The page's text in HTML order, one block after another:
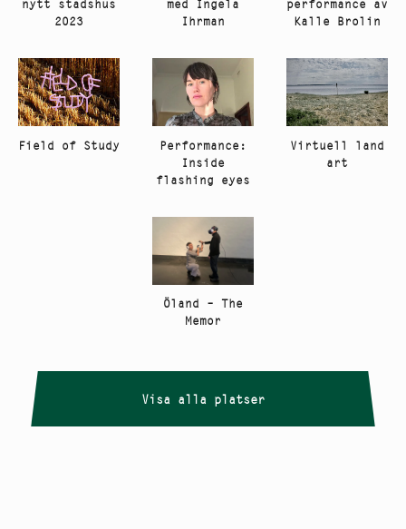
nytt stadshus
2023
med Ingela
Ihrman
performance av
Kalle Brolin
Field of Study
Performance:
Inside
flashing eyes
Virtuell land
art
Öland – The
Memor
Visa alla platser